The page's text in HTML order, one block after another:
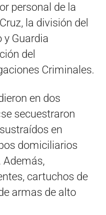
personal de la
la división del
y Guardia
del
Criminales.
en dos
secuestraron
en
domiciliarios
Además,
cartuchos de
armas de alto